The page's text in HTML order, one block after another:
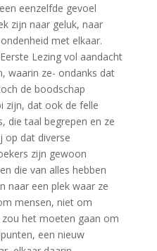
eenzelfde gevoel
zijn naar geluk, naar
met elkaar.
Lezing vol aandacht
waarin ze- ondanks dat
de boodschap
zijn, dat ook de felle
die taal begrepen en ze
op dat diverse
zijn gewoon
die van alles hebben
naar een plek waar ze
mensen, niet om
zou het moeten gaan om
een nieuw